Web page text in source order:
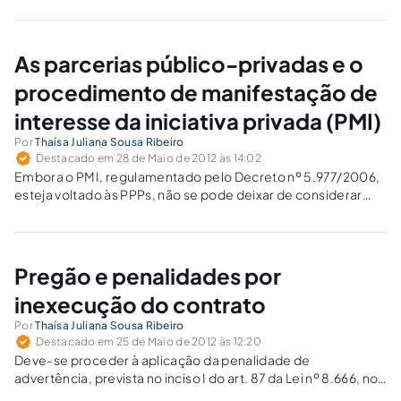
apenas perante a Fazenda Nacional.
As parcerias público-privadas e o
procedimento de manifestação de
interesse da iniciativa privada (PMI)
PorThaísa Juliana Sousa Ribeiro
Destacado em 28 de Maio de 2012 às 14:02
Embora o PMI, regulamentado pelo Decreto nº 5.977/2006,
esteja voltado às PPPs, não se pode deixar de considerar
aplicado às concessões comuns, cabendo ao legislador
Pregão e penalidades por
inexecução do contrato
PorThaísa Juliana Sousa Ribeiro
Destacado em 25 de Maio de 2012 às 12:20
Deve-se proceder à aplicação da penalidade de
advertência, prevista no inciso I do art. 87 da Lei nº 8.666, no